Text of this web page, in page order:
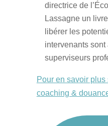
directrice de
Lassagne un
libérer les
intervenants
superviseurs
Pour en savoir
coaching &